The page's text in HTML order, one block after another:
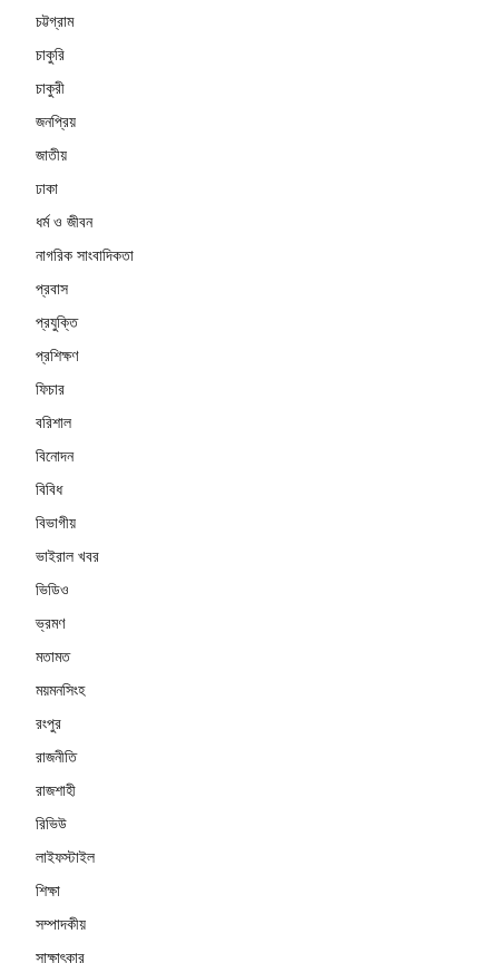
চট্টগ্রাম
চাকুরি
চাকুরী
জনপ্রিয়
জাতীয়
ঢাকা
ধর্ম ও জীবন
নাগরিক সাংবাদিকতা
প্রবাস
প্রযুক্তি
প্রশিক্ষণ
ফিচার
বরিশাল
বিনোদন
বিবিধ
বিভাগীয়
ভাইরাল খবর
ভিডিও
ভ্রমণ
মতামত
ময়মনসিংহ
রংপুর
রাজনীতি
রাজশাহী
রিভিউ
লাইফস্টাইল
শিক্ষা
সম্পাদকীয়
সাক্ষাৎকার